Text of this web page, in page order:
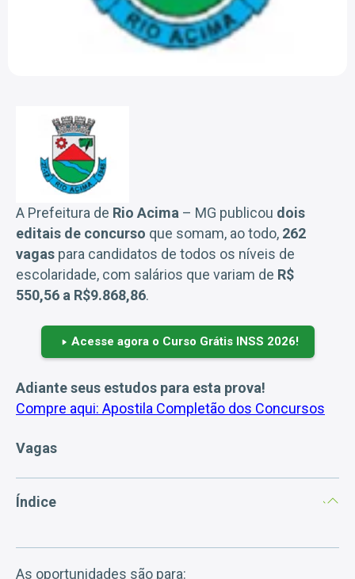
A Prefeitura de Rio Acima – MG publicou dois
editais de concurso que somam, ao todo, 262
vagas para candidatos de todos os níveis de
escolaridade, com salários que variam de R$
550,56 a R$9.868,86.
Acesse agora o Curso Grátis INSS 2026!
Adiante seus estudos para esta prova!
Compre aqui: Apostila Completão dos Concursos
Vagas
Índice
As oportunidades são para: